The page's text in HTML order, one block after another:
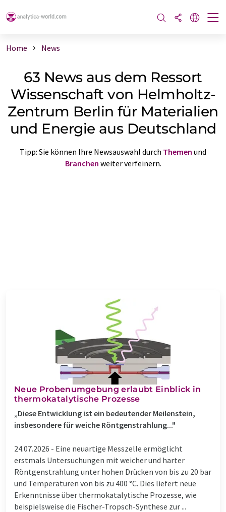
Home News
63 News aus dem Ressort
Wissenschaft von Helmholtz-
Zentrum Berlin für Materialien
und Energie aus Deutschland
Tipp: Sie können Ihre Newsauswahl durch Themen und
Branchen weiter verfeinern.
Neue Probenumgebung erlaubt Einblick in
thermokatalytische Prozesse
„Diese Entwicklung ist ein bedeutender Meilenstein,
insbesondere für weiche Röntgenstrahlung..."
24.07.2026 - Eine neuartige Messzelle ermöglicht
erstmals Untersuchungen mit weicher und harter
Röntgenstrahlung unter hohen Drücken von bis zu 20 bar
und Temperaturen von bis zu 400 °C. Dies liefert neue
Erkenntnisse über thermokatalytische Prozesse, wie
beispielsweise die Fischer-Tropsch-Synthese zur ...